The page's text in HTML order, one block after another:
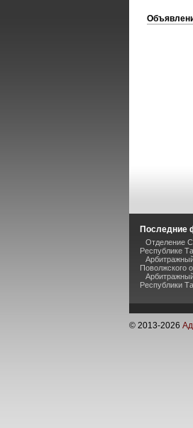
Последние
Отделение
Республике
Поволжского
Республики
© 2013-2026